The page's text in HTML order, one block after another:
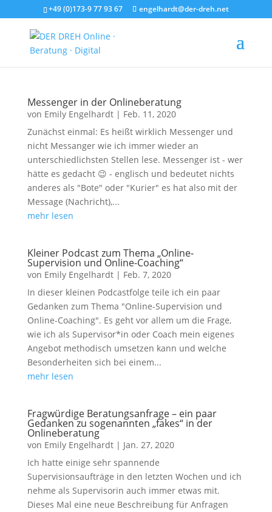
+49 (0)173-9 77 93 67 engelhardt@der-dreh.net
Messenger in der Onlineberatung
von Emily Engelhardt| Feb. 11, 2020
Zunächst einmal: Es heißt wirklich Messenger und
nicht Messanger wie ich immer wieder an
unterschiedlichsten Stellen lese. Messenger ist - wer
hätte es gedacht 😉 - englisch und bedeutet nichts
anderes als "Bote" oder "Kurier" es hat also mit der
Message (Nachricht),...
mehr lesen
Kleiner Podcast zum Thema „Online-
Supervision und Online-Coaching“
von Emily Engelhardt| Feb. 7, 2020
In dieser kleinen Podcastfolge teile ich ein paar
Gedanken zum Thema "Online-Supervision und
Online-Coaching". Es geht vor allem um die Frage,
wie ich als Supervisor*in oder Coach mein eigenes
Angebot methodisch umsetzen kann und welche
Besonderheiten sich bei einem...
mehr lesen
Fragwürdige Beratungsanfrage – ein paar
Gedanken zu sogenannten „fakes“ in der
Onlineberatung
von Emily Engelhardt| Jan. 27, 2020
Ich hatte einige sehr spannende
Supervisionsaufträge in den letzten Wochen und ich
nehme als Supervisorin auch immer etwas mit.
Dieses Mal eine neue Beschreibung für Anfragen